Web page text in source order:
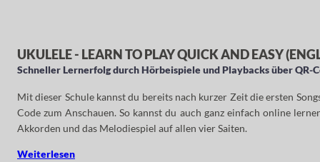
UKULELE - LEARN TO PLAY QUICK AND EASY
Schneller Lernerfolg durch Hörbeispiele und Playbacks über QR-
Mit dieser Schule kannst du bereits nach kurzer Zeit die ersten
Code zum Anschauen. So kannst du auch ganz einfach online
Akkorden und das Melodiespiel auf allen vier Saiten.
Weiterlesen